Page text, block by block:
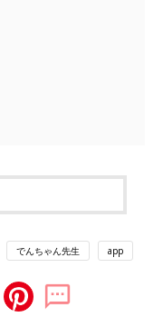
でんちゃん先生 app